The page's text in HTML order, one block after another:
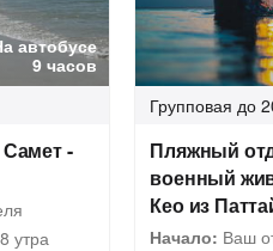
автобусе
9 часов
-
утра
Групповая до
Пляжный
военный
Кео из
Начало: Ваш